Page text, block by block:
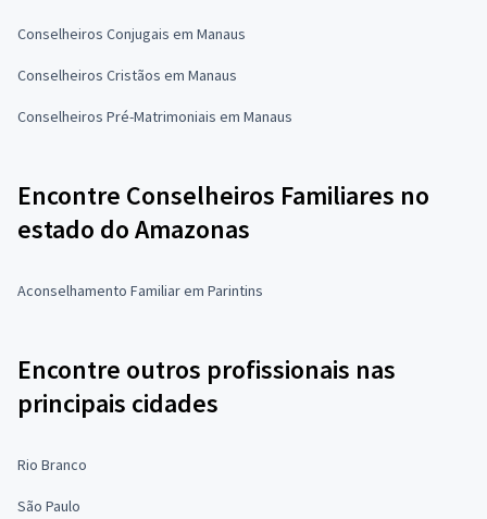
Conselheiros Conjugais em Manaus
Conselheiros Cristãos em Manaus
Conselheiros Pré-Matrimoniais em Manaus
Encontre Conselheiros Familiares no
estado do Amazonas
Aconselhamento Familiar em Parintins
Encontre outros profissionais nas
principais cidades
Rio Branco
São Paulo